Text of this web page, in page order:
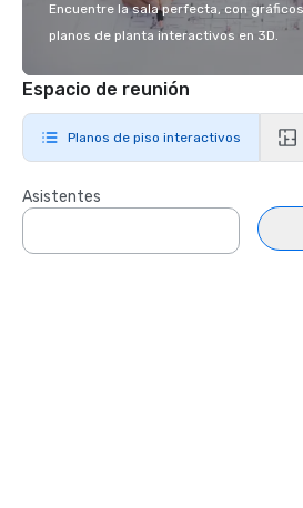
Encuentre la sala perfecta, con
planos de planta interactivos en 3D.
Espacio de reunión
Planos de piso interactivos
Asistentes